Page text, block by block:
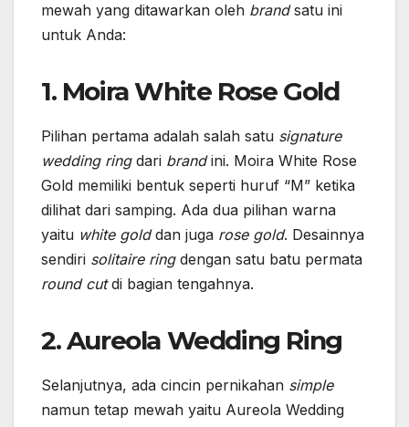
mewah yang ditawarkan oleh brandsatu ini
untuk Anda:
1. Moira White Rose Gold
Pilihan pertama adalah salah satu signature
wedding ring dari brandini. Moira White Rose
Gold memiliki bentuk seperti huruf “M” ketika
dilihat dari samping. Ada dua pilihan warna
yaitu white golddan juga rose gold. Desainnya
sendiri solitaire ring dengan satu batu permata
round cutdi bagian tengahnya.
2. Aureola Wedding Ring
Selanjutnya, ada cincin pernikahan simple
namun tetap mewah yaitu Aureola Wedding